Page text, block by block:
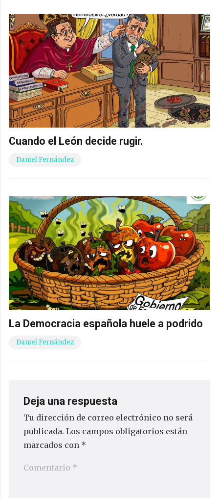
Cuando el León decide rugir.
Daniel Fernández
La Democracia española huele a podrido
Daniel Fernández
Deja una respuesta
Tu dirección de correo electrónico no será
publicada. Los campos obligatorios están
marcados con *